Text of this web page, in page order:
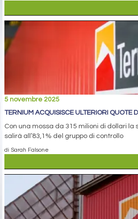
5 novembre 2025
TERNIUM ACQUISISCE ULTERIORI QUOTE
Con una mossa da 315 milioni di dollari
salirà all’83,1% del gruppo di controllo
di Sarah Falsone